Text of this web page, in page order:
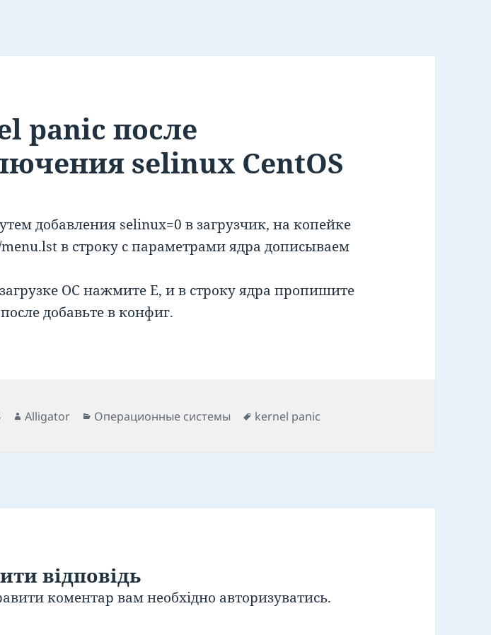
panic после
selinux CentOS
добавления selinux=0 в загрузчик, на копейке
в строку с параметрами ядра дописываем
ОС нажмите E, и в строку ядра пропишите
добавьте в конфиг.
Автор
Alligator Категорії
Операционные системы Позначки
kernel panic
відповідь
коментар вам необхідно авторизуватись.